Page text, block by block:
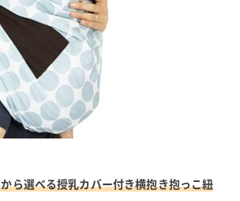
ら選べる授乳カバー付き横抱き抱っこ紐